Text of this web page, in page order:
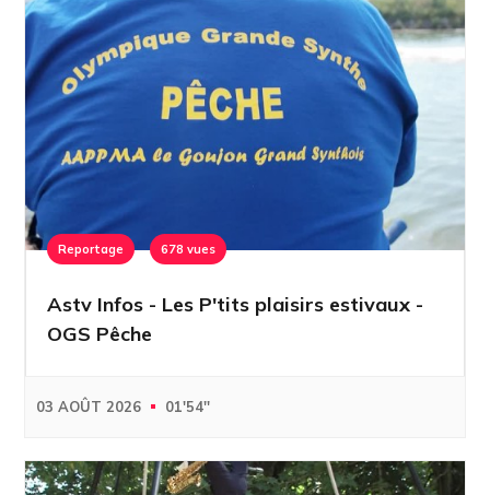
Reportage 678 vues
Astv Infos - Les P'tits plaisirs estivaux -
OGS Pêche
03 AOÛT 2026 01'54''